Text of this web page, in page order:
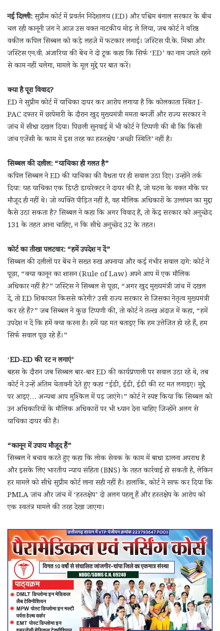
नई दिल्ली:सुप्रीम कोर्ट में प्रवर्तन निदेशालय (ED) और पश्चिम बंगाल सरकार के बीच
चल रही कानूनी जंग ने आज उस वक्त नाटकीय मोड़ ले लिया, जब कोर्ट ने वरिष्ठ
वकील कपिल सिब्बल को कड़े लहजे में फटकार लगाई। जस्टिस पी.के. मिश्रा और
जस्टिस एन.वी. अंजारिया की बेंच ने दो टूक कहा कि सिर्फ ‘ED’ का नाम जपते रहने
से काम नहीं चलेगा, मामले के मूल मुद्दे पर बात करें।
क्या है पूरा विवाद?
ED ने सुप्रीम कोर्ट में याचिका दायर कर आरोप लगाया है कि कोलकाता स्थित I-
PAC दफ्तर में छापेमारी के दौरान खुद मुख्यमंत्री ममता बनर्जी और राज्य सरकार ने
जांच में सीधा दखल दिया। पिछली सुनवाई में भी कोर्ट ने टिप्पणी की थी कि किसी
जांच एजेंसी के काम में इस तरह का हस्तक्षेप ‘अच्छी स्थिति’ नहीं है।
सिब्बल की दलील: “याचिका ही गलत है”
कपिल सिब्बल ने ED की याचिका की वैधता पर ही सवाल उठा दिए। उन्होंने तर्क
दिया: यह याचिका एक डिप्टी डायरेक्टर ने दायर की है, जो घटना के वक्त मौके पर
मौजूद ही नहीं थे। जो व्यक्ति पीड़ित नहीं है, वह मौलिक अधिकारों के उल्लंघन का मुद्दा
कैसे उठा सकता है? सिब्बल ने कहा कि अगर विवाद है, तो केंद्र सरकार को अनुच्छेद
131 के तहत आना चाहिए, न कि सीधे अनुच्छेद 32 के तहत।
कोर्ट का तीखा पलटवार: “हमें उपदेश न दें”
सिब्बल की दलीलों पर बेंच ने सख्त रुख अपनाया और कई गंभीर सवाल दागे: कोर्ट ने
पूछा, “क्या कानून का शासन (Rule of Law) अपने आप में एक मौलिक
अधिकार नहीं है?” जस्टिस ने सिब्बल से पूछा, “अगर खुद मुख्यमंत्री जांच में दखल
दें, तो ED शिकायत किससे करेगी? उसी राज्य सरकार से जिसका नेतृत्व मुख्यमंत्री
कर रहे हैं?” जब सिब्बल ने कुछ टिप्पणी की, तो कोर्ट ने तल्ख अंदाज में कहा, “हमें
उपदेश न दें कि हमें क्या करना है। हमें यह मत बताइए कि हम उत्तेजित हो रहे हैं, हम
सिर्फ सवाल पूछ रहे हैं।”
‘ED-ED की रट न लगाएं’
बहस के दौरान जब सिब्बल बार-बार ED की कार्यप्रणाली पर सवाल उठा रहे थे, तब
कोर्ट ने उन्हें अंतिम चेतावनी देते हुए कहा “ईडी, ईडी, ईडी की रट मत लगाइए। मुद्दे
पर आइए… अन्यथा आप मुश्किल में पड़ जाएंगे।” कोर्ट ने स्पष्ट किया कि सिब्बल को
उन अधिकारियों के मौलिक अधिकारों पर भी ध्यान देना चाहिए जिन्होंने अलग से
याचिका दायर की है।
“कानून में उपाय मौजूद हैं”
सिब्बल ने बचाव करते हुए कहा कि लोक सेवक के काम में बाधा डालना अपराध है
और इसके लिए भारतीय न्याय संहिता (BNS) के तहत कार्रवाई हो सकती है, लेकिन
हर मामले को सीधे सुप्रीम कोर्ट लाना सही नहीं है। हालांकि, कोर्ट ने साफ कर दिया कि
PMLA जांच और जांच में ‘हस्तक्षेप’ दो अलग पहलू हैं और हस्तक्षेप के आरोप को
एक स्वतंत्र मामले की तरह देखा जाएगा।